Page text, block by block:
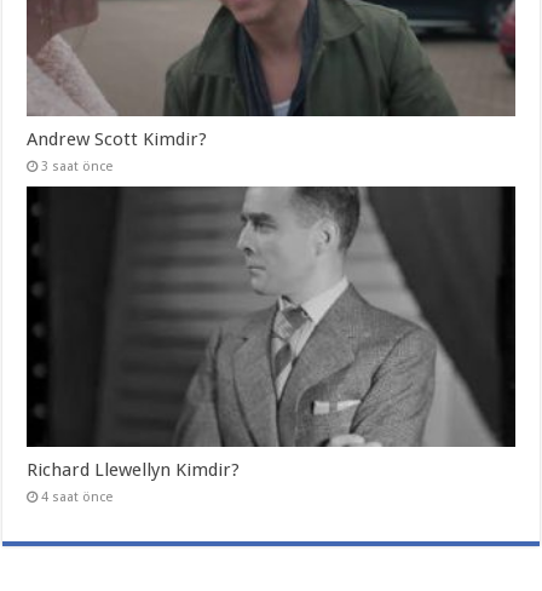
Andrew Scott Kimdir?
3 saat önce
Richard Llewellyn Kimdir?
4 saat önce